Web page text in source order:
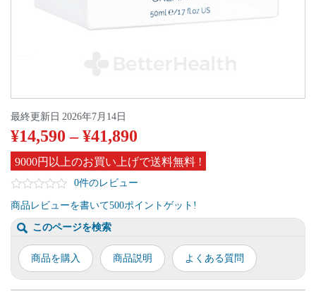
¥14,590 –¥41,890
9000円以上のお買い上げで送料無料 !
最終更新日 2026年7月14日
0件のレビュー
商品レビューを書いて500ポイントゲット!
このページを検索
商品を購入 商品説明 よくある質問